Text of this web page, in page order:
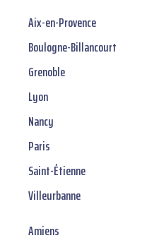
Aix-en-Provence
Boulogne-Billancourt
Grenoble
Lyon
Nancy
Paris
Saint-Étienne
Villeurbanne
Amiens